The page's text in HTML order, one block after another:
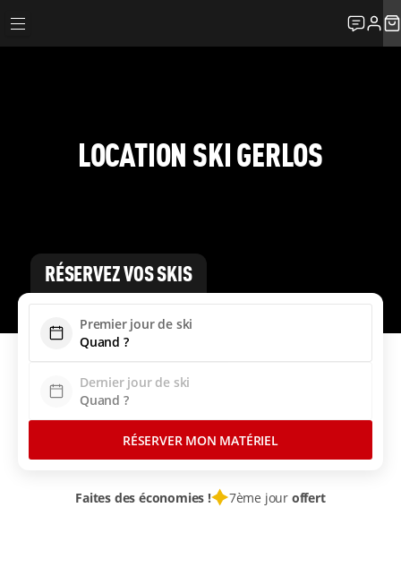
LOCATION SKI GERLOS
RÉSERVEZ VOS SKIS
Premier jour de ski
Dernier jour de ski
RÉSERVER MON MATÉRIEL
Faites des économies ! 7ème jour offert